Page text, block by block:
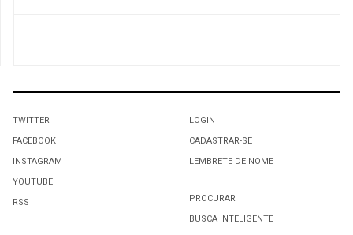
TWITTER
FACEBOOK
INSTAGRAM
YOUTUBE
RSS
LOGIN
CADASTRAR-SE
LEMBRETE DE NOME
PROCURAR
BUSCA INTELIGENTE